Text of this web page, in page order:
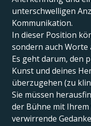
unterschwelligen
Kommunikation.
In dieser Position
sondern auch Worte
Es geht darum, den
Kunst und deines
überzugehen (zu
Sie müssen
der Bühne mit Ihrem
verwirrende